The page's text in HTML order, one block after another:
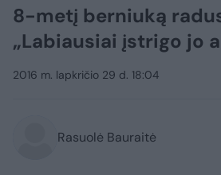
8-metį berniuką
„Labiausiai įstrigo jo
2016 m. lapkričio 29 d. 18:04
Rasuolė Bauraitė